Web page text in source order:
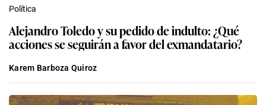
Política
Alejandro Toledo y su pedido de indulto: ¿Qué
acciones se seguirán a favor del exmandatario?
Karem Barboza Quiroz